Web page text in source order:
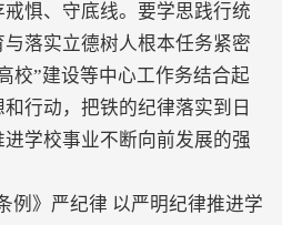
惧、守底线。要学思践行统
落实立德树人根本任务紧密
校”建设等中心工作务结合起
行动，把铁的纪律落实到日
学校事业不断向前发展的强
例》严纪律 以严明纪律推进学